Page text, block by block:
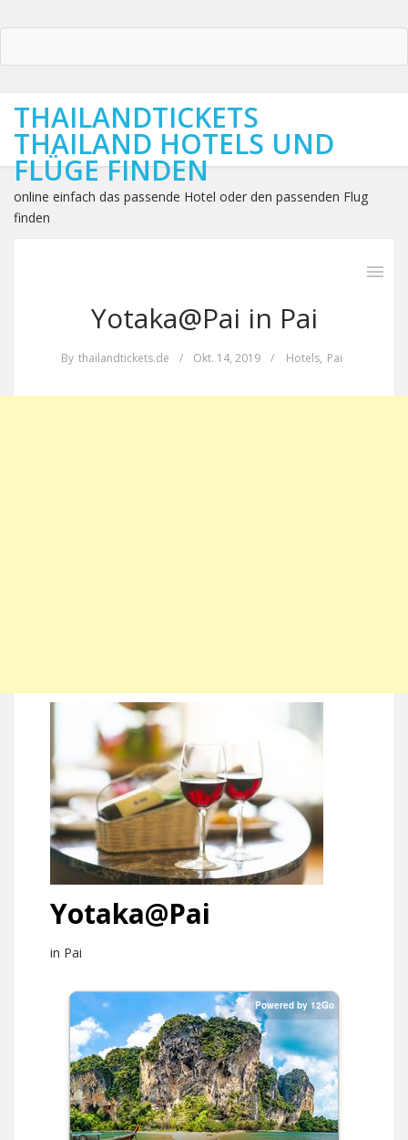
THAILANDTICKETS
THAILAND HOTELS UND
FLÜGE FINDEN
online einfach das passende Hotel oder den passenden Flug
finden
Yotaka@Pai in Pai
By thailandtickets.de / Okt. 14, 2019 / Hotels, Pai
Yotaka@Pai
in Pai